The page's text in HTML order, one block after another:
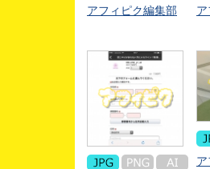
アフィピク編集部